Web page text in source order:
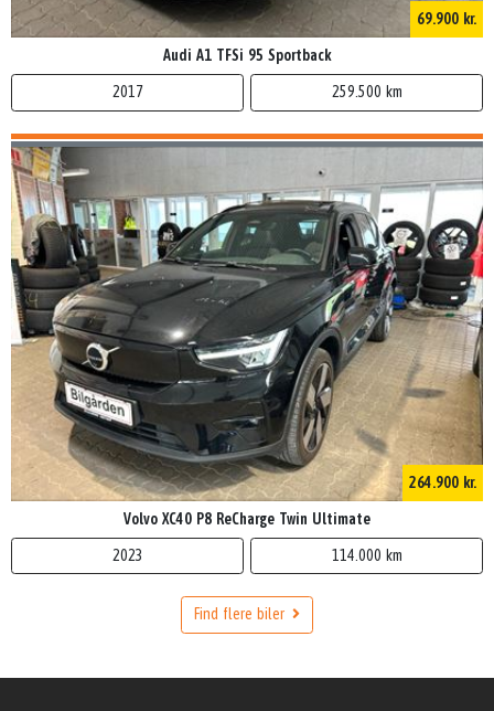
69.900 kr.
Audi A1 TFSi 95 Sportback
2017 259.500 km
264.900 kr.
Volvo XC40 P8 ReCharge Twin Ultimate
2023 114.000 km
Find flere biler